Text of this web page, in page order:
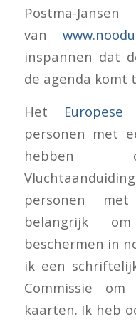
Postma-
van
inspannen dat
de agenda komt
Het Europese
personen met
hebben
personen
belangrijk
beschermen in
ik een
Commissie
kaarten. Ik heb